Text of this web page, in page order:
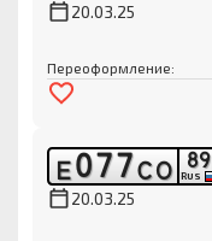
20.03.25
Переоформление:
Е077СО 89
RUS
20.03.25